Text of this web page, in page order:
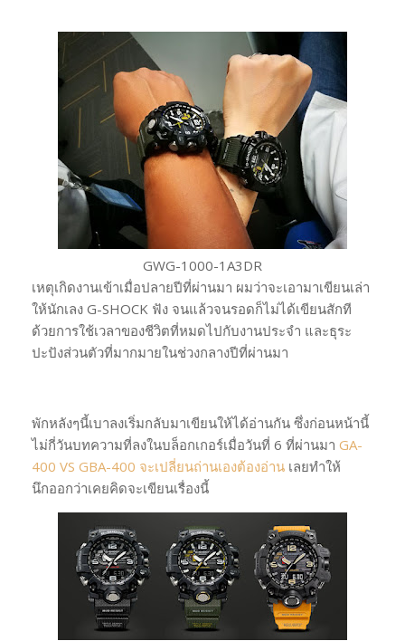
GWG-1000-1A3DR
เหตุเกิดงานเข้าเมื่อปลายปีที่ผ่านมา ผมว่าจะเอามาเขียนเล่า
ให้นักเลง G-SHOCK ฟัง จนแล้วจนรอดก็ไม่ได้เขียนสักที
ด้วยการใช้เวลาของชีวิตที่หมดไปกับงานประจำ และธุระ
ปะปังส่วนตัวที่มากมายในช่วงกลางปีที่ผ่านมา
พักหลังๆนี้เบาลงเริ่มกลับมาเขียนให้ได้อ่านกัน ซึ่งก่อนหน้านี้
ไม่กี่วันบทความที่ลงในบล็อกเกอร์เมื่อวันที่ 6 ที่ผ่านมา GA-
400 VS GBA-400 จะเปลี่ยนถ่านเองต้องอ่าน เลยทำให้
นึกออกว่าเคยคิดจะเขียนเรื่องนี้